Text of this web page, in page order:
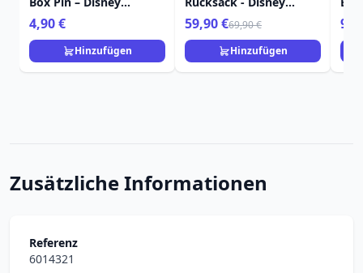
Loungefly Winnie Puuh
4,90 €
Hinzufügen
Loungefly
59,90 €69,90 €
Hinzufügen
–
Zusätzliche Informationen
Referenz
6014321